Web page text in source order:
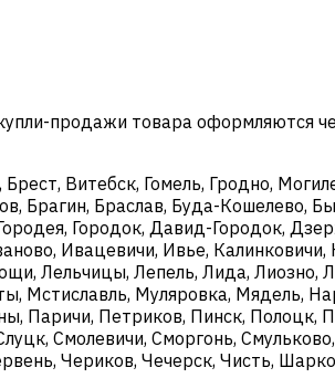
продажи товара оформляются
Витебск, Гомель, Гродно,
Брагин, Браслав, Буда-Кошелево,
Городок, Давид-Городок,
Ивацевичи, Ивье,
Лельчицы, Лепель, Лида, Лиозно,
Муляровка, Мядель,
Паричи, Петриков, Пинск, Полоцк,
Смолевичи, Сморгонь,
Чериков, Чечерск, Чисть,